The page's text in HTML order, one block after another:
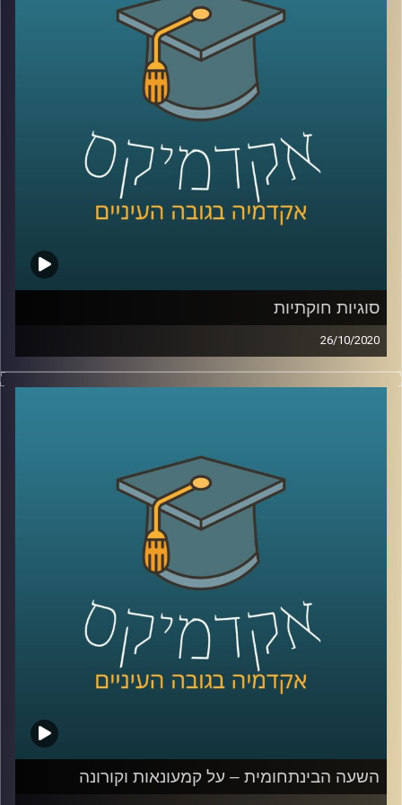
שונים, תוך שמירה על הסביבה הטבעית שלנו
זה הרבה יותר מההגדרה הזו, ובשביל להבין את
העולם המדהים של התחום אתם מוזמנים
להאזין לתוכנית בה מתארח ד"ר תומר פישמן
מביה"ס לקיימות באוניברסיטת ריימן, אקולוג
תעשייתי, שמסביר על הדרך האקדמית שעבר,
ונותן דוגמאות מהחיים על המקומות שבהם
אקולוגים תעשייתים תורמים את הידע שלהם
לשיפור החיים של כולנו.
סוגיות חוקתיות
26/10/2020
ד"ר אדם שנער, מרצה בכיר וחוקר בביה"ס
סוגיות נבחרות ממחקריו.
מוזמנים להצטרף אלינו לשעה מרתקת בה נדבר
על המצב המשפטי בשטחים הכבושים, על
הטשטוש בין הצבא למשטרה, האפלייה של
ערביי ארץ ישראל, והגבלת חופש הביטוי
בישראל בשנים האחרונות בכלל, ובתקופת
הקורונה בפרט.
קרדיט תמונות:AudioVersity
השעה הבינתחומית – על קמעונאות וקורונה